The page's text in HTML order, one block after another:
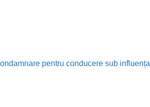
pentru conducere sub influența